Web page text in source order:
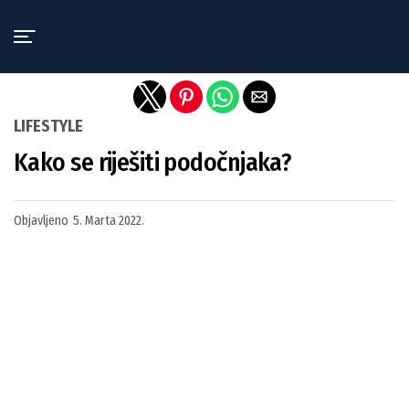
LIFESTYLE
Kako se riješiti podočnjaka?
Objavljeno 5. Marta 2022.